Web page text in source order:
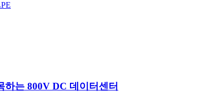
는 800V DC 데이터센터